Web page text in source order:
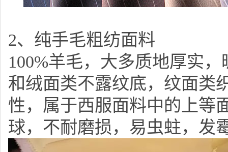
2、纯手毛粗纺面料
100%羊毛，大多质地厚实
和绒面类不露纹底，纹面类
性，属于西服面料中的上等
球，不耐磨损，易虫蛀，发